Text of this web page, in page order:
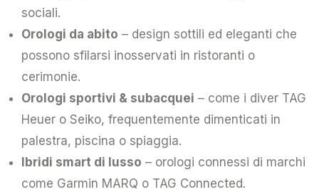
sociali.
Orologi da abito – design sottili ed eleganti che
possono sfilarsi inosservati in ristoranti o
cerimonie.
Orologi sportivi & subacquei – come i diver TAG
Heuer o Seiko, frequentemente dimenticati in
palestra, piscina o spiaggia.
Ibridi smart di lusso – orologi connessi di marchi
come Garmin MARQ o TAG Connected.